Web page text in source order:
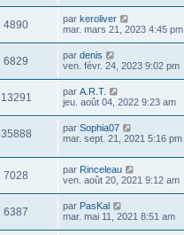
4890 par keroliver
mar. mars 21, 2023 4:45 pm
6829 par denis
ven. févr. 24, 2023 9:02 pm
13291 par A.R.T.
jeu. août 04, 2022 9:23 am
35888 par Sophia07
mar. sept. 21, 2021 5:16 pm
7028 par Rinceleau
ven. août 20, 2021 9:12 am
6387 par PasKal
mar. mai 11, 2021 8:51 am